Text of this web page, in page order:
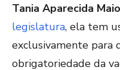
Tania Aparecida
legislatura, ela tem
exclusivamente para
obrigatoriedade da